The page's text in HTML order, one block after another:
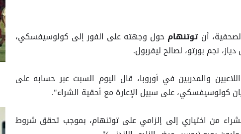
أن توتنهام حول وجهته على الفور إلى كولوسيفسكي،
نجم بورتو، لصالح ليفربول.
اللاعبين والمدربين في أوروبا، قال اليوم السبت عبر حسابه على
كولوسيفسكي، على سبيل الإعارة مع أحقية الشراء".
من اختياري إلى إلزامي على توتنهام، بموجب تحقق شروط